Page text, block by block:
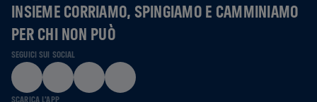
INSIEME CORRIAMO, SPINGIAMO E CAMMINIAMO
PER CHI NON PUÒ
SEGUICI SUI SOCIAL
SCARICA L'APP